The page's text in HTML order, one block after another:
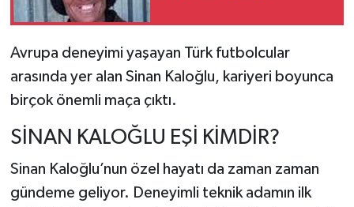
Avrupa deneyimi yaşayan Türk futbolcular
arasında yer alan Sinan Kaloğlu, kariyeri boyunca
birçok önemli maça çıktı.
SİNAN KALOĞLU EŞİ KİMDİR?
Sinan Kaloğlu’nun özel hayatı da zaman zaman
gündeme geliyor. Deneyimli teknik adamın ilk